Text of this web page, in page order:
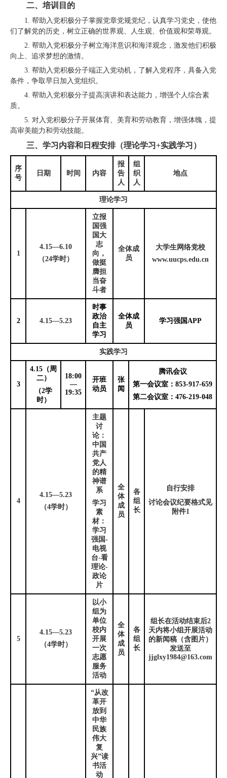
二、培训目的
1. 帮助入党积极分子掌握党章党规党纪，认真学习党史，使他
们了解党的历史，树立正确的世界观、人生观、价值观和荣辱观。
2. 帮助入党积极分子树立海洋意识和海洋观念，激发他们积极
向上、追求梦想的激情。
3. 帮助入党积极分子端正入党动机，了解入党程序，具备入党
条件，争取早日加入党组织。
4. 帮助入党积极分子提高演讲和表达能力，增强个人综合素
质。
5. 对入党积极分子开展体育、美育和劳动教育，增强体魄，提
高审美能力和劳动技能。
三、学习内容和日程安排（理论学习+实践学习）
序
号
日期 时间 内容
报
告
人
组
织
人
地点
理论学习
1
4.15—6.10
（24学时）
立报
国强
国大
志
向，
做挺
膺担
当奋
斗者
全体成
员
大学生网络党校
www.uucps.edu.cn
2 4.15—5.23
时事
政治
自主
学习
全体成
员
学习强国APP
实践学习
3
4.15 （周
二）
（2学
时）
18:00
—
19:35
开班
动员
张
闻
腾讯会议
第一会议室： 853-917-659
第二会议室： 476-219-048
4
4.15—5.23
（4学时）
主题
讨
论：
中国
共产
党人
的精
神谱
系
学习
素
材：
学习
强国-
电视
台-看
理论-
政论
片
全
体
成
员
各
组
长
自行安排
讨论会议纪要格式见
附件1
5
4.15—5.23
（4学时）
以小
组为
单位
校内
开展
一次
志愿
服务
活动
全
体
成
员
各
组
长
组长在活动结束后2
天内将小组开展活动
的新闻稿（含图片）
发送至
jjglxy1984@163.com
“从改
革开
放到
中华
民族
伟大
复
兴”读
书活
动